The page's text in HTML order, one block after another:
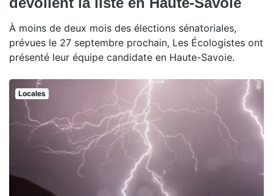
À moins de deux mois des élections sénatoriales,
prévues le 27 septembre prochain, Les Écologistes ont
présenté leur équipe candidate en Haute-Savoie.
Locales